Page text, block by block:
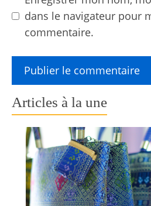
dans le navigateur pour
commentaire.
Articles à la une